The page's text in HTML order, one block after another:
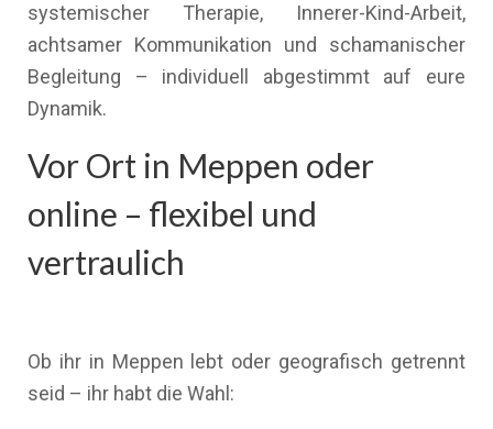
systemischer Therapie, Innerer-Kind-Arbeit,
achtsamer Kommunikation und schamanischer
Begleitung – individuell abgestimmt auf eure
Dynamik.
Vor Ort in Meppen oder
online – flexibel und
vertraulich
Ob ihr in Meppen lebt oder geografisch getrennt
seid – ihr habt die Wahl: